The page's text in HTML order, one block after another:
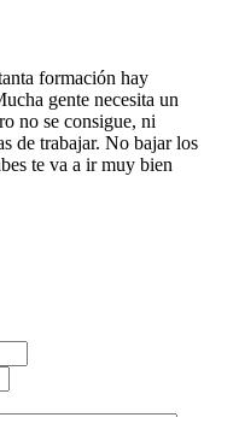
formación hay
gente necesita un
no se consigue, ni
de trabajar. No bajar los
te va a ir muy bien